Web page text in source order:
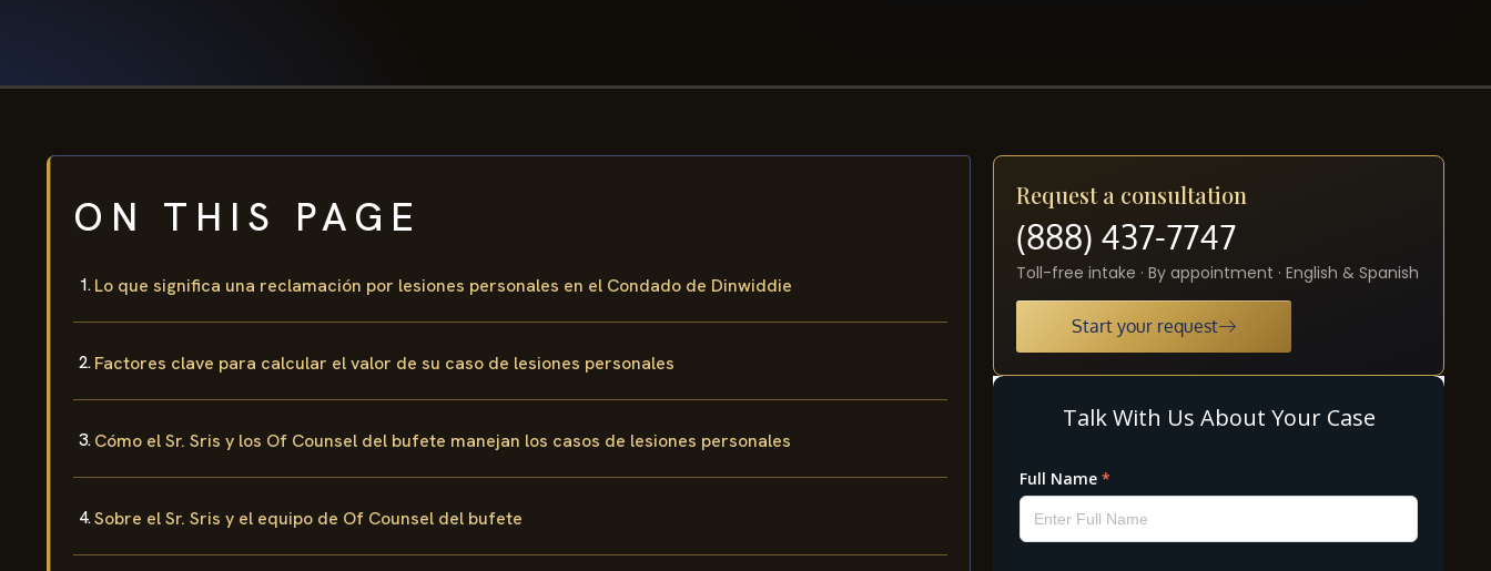
ON THIS PAGE
Lo que significa una reclamación por lesiones personales en el Condado de Dinwiddie
Factores clave para calcular el valor de su caso de lesiones personales
Cómo el Sr. Sris y los Of Counsel del bufete manejan los casos de lesiones personales
Sobre el Sr. Sris y el equipo de Of Counsel del bufete
Request a consultation
(888) 437-7747
Toll-free intake · By appointment · English & Spanish
Start your request